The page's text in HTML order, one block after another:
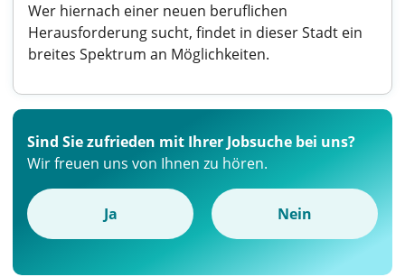
Wer hiernach einer neuen beruflichen
Herausforderung sucht, findet in dieser Stadt ein
breites Spektrum an Möglichkeiten.
Sind Sie zufrieden mit Ihrer Jobsuche bei uns?
Wir freuen uns von Ihnen zu hören.
Ja Nein